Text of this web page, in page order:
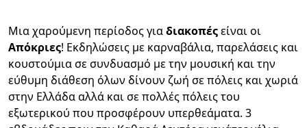
Μια χαρούμενη περίοδος γιαδιακοπέςείναι οι
Απόκριες! Εκδηλώσεις με καρναβάλια, παρελάσεις και
κουστούμια σε συνδυασμό με την μουσική και την
εύθυμη διάθεση όλων δίνουν ζωή σε πόλεις και χωριά
στην Ελλάδα αλλά και σε πολλές πόλεις του
εξωτερικού που προσφέρουν υπερθεάματα. 3